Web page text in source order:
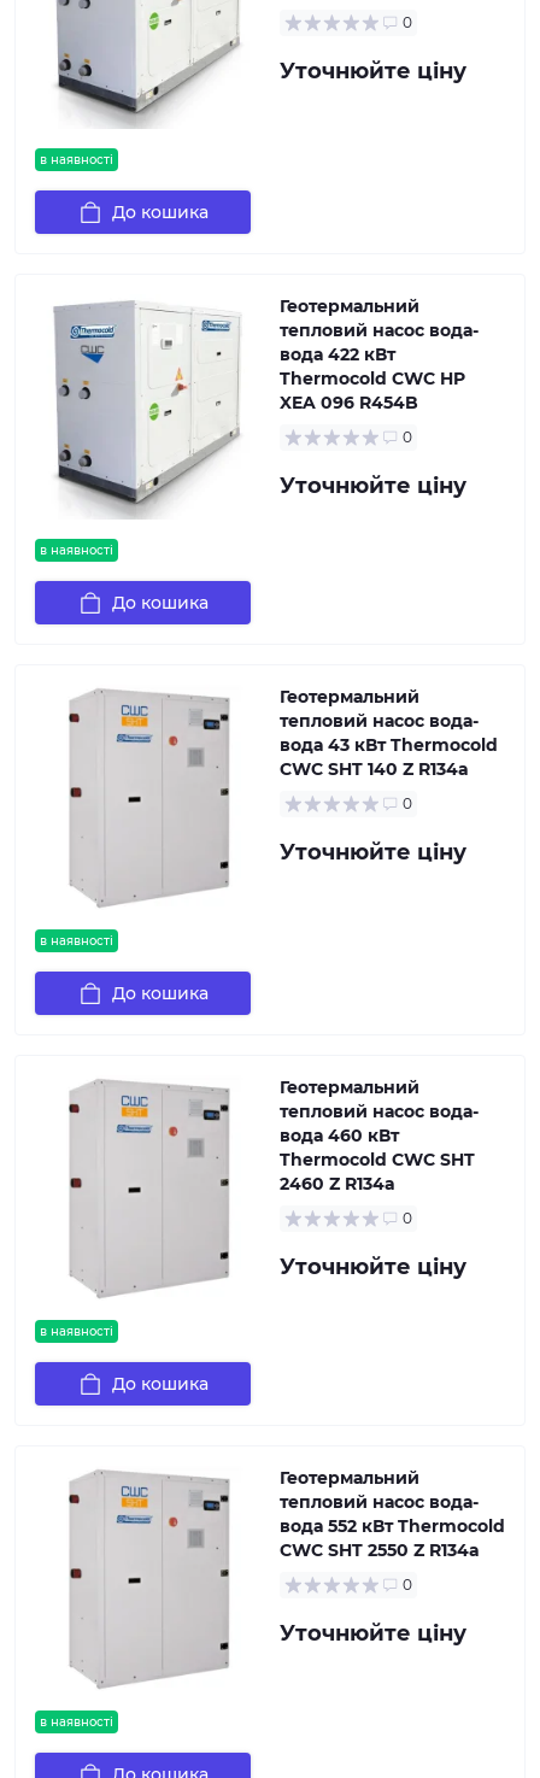
в наявності
0
Уточнюйте ціну
До кошика
в наявності
Геотермальний
тепловий насос вода-
вода 422 кВт
Thermocold CWC HP
XEA 096 R454B
0
Уточнюйте ціну
До кошика
в наявності
Геотермальний
тепловий насос вода-
вода 43 кВт Thermocold
CWC SHT 140 Z R134a
0
Уточнюйте ціну
До кошика
в наявності
Геотермальний
тепловий насос вода-
вода 460 кВт
Thermocold CWC SHT
2460 Z R134a
0
Уточнюйте ціну
До кошика
в наявності
Геотермальний
тепловий насос вода-
вода 552 кВт Thermocold
CWC SHT 2550 Z R134a
0
Уточнюйте ціну